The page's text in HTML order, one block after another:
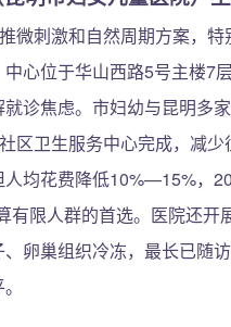
微刺激和自然周期方案，
心位于华山西路5号主楼7
诊焦虑。市妇幼与昆明多
区卫生服务中心完成，减
均花费降低10%—15%，
限人群的首选。医院还开
卵巢组织冷冻，最长已随